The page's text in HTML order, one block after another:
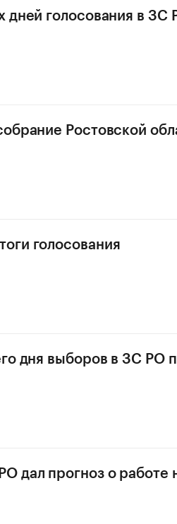
дней голосования в ЗС
Ростовской
голосования
дня выборов в ЗС РО
дал прогноз о работе